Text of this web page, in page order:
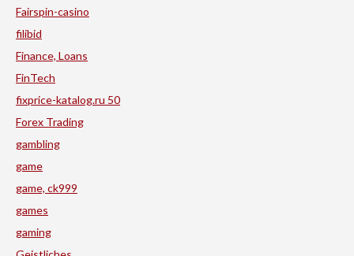
Fairspin-casino
filibid
Finance, Loans
FinTech
fixprice-katalog.ru 50
Forex Trading
gambling
game
game, ck999
games
gaming